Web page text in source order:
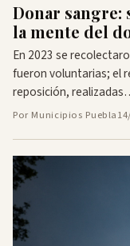
Donar sangre:
la mente del
En 2023 se
fueron voluntarias; el
reposición,
Por Municipios Puebla